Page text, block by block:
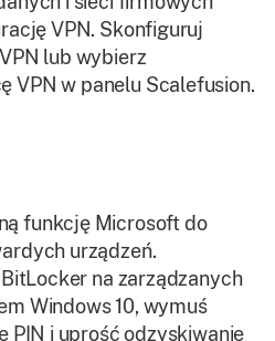
VPN. Skonfiguruj
lub wybierz
VPN w panelu Scalefusion.
funkcję Microsoft do
urządzeń.
na zarządzanych
Windows 10, wymuś
PIN i uprość odzyskiwanie